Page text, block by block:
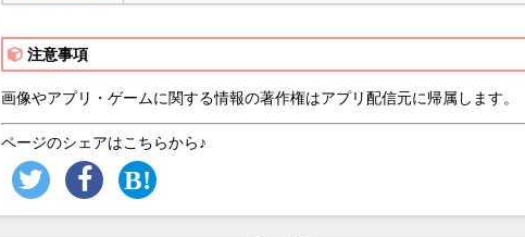
注意事項
画像やアプリ・ゲームに関する情報の著作権はアプリ配信元に帰属します。
ページのシェアはこちらから♪